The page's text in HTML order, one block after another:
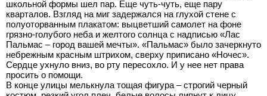
школьной формы шел пар. Еще чуть-чуть, еще пару
кварталов. Взгляд на миг задержался на глухой стене с
полуоторванным плакатом: выцветший самолет на фоне
грязно-голубого неба и желтого солнца с надписью «Лас
Пальмас – город вашей мечты». «Пальмас» было зачеркнуто
небрежным красным штрихом, сверху приписано «Ночес».
Сердце ухнуло вниз, во рту пересохло. И у нее нет права
просить о помощи.
В конце улицы мелькнула тощая фигура – строгий черный